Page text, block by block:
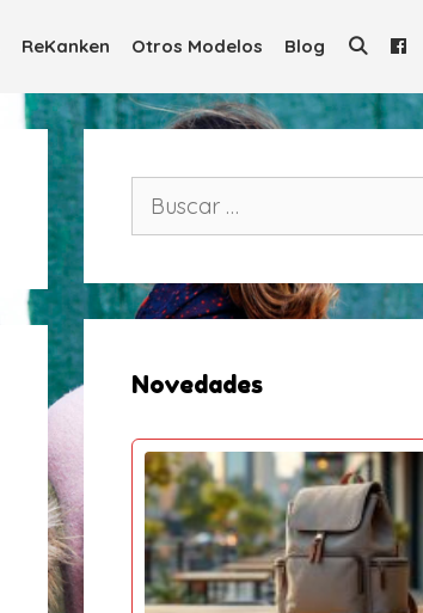
ReKanken Otros Modelos Blog
c
a
:Novedades